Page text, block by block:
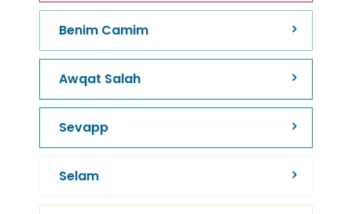
Benim Camim
Awqat Salah
Sevapp
Selam